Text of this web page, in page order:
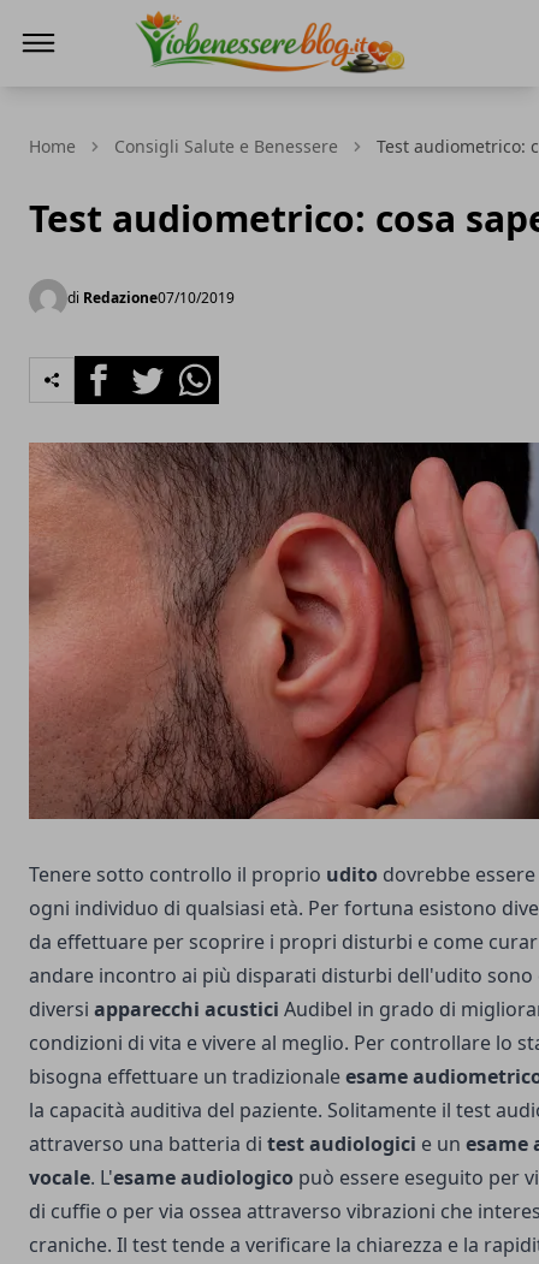
Home Consigli Salute e Benessere Test audiometrico:
Test audiometrico: cosa
di Redazione07/10/2019
FacebookTwitterWhatsapp
Tenere sotto controllo il proprio udito dovrebbe
ogni individuo di qualsiasi età. Per fortuna esistono
da effettuare per scoprire i propri disturbi e come
andare incontro ai più disparati disturbi dell'udito sono
diversi apparecchi acustici Audibel in grado di
condizioni di vita e vivere al meglio. Per controllare lo
bisogna effettuare un tradizionaleesame
la capacità auditiva del paziente. Solitamente il test
attraverso una batteria di test audiologici e un esame
vocale. L'esame audiologico può essere eseguito per
di cuffie o per via ossea attraverso vibrazioni che
craniche. Il test tende a verificare la chiarezza e la